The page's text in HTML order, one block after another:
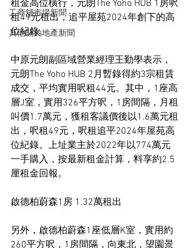
工商舖市場新聞
其他關於地產新聞
租金高位橫行，元朗The Yoho HUB 1房呎
租49元租出，追平屋苑2024年創下的高
位紀錄。
中原元朗副區域營業經理王勤學表示，
元朗The Yoho HUB 2月暫錄得約3宗租賃
成交，平均實用呎租44元。其中，1座高
層J室，實用326平方呎，1房間隔，月租
叫價1.7萬元，獲租客議價後以1.6萬元租
出，呎租49元，呎租追平2024年屋苑高
位紀錄。上址業主於2022年以774萬元
一手購入，按最新租金計算，料享約2.5
厘租金回報。
啟德柏蔚森1房 1.32萬租出
另外，啟德柏蔚森1座低層K室，實用約
260平方呎，1房間隔，向東北，望園景